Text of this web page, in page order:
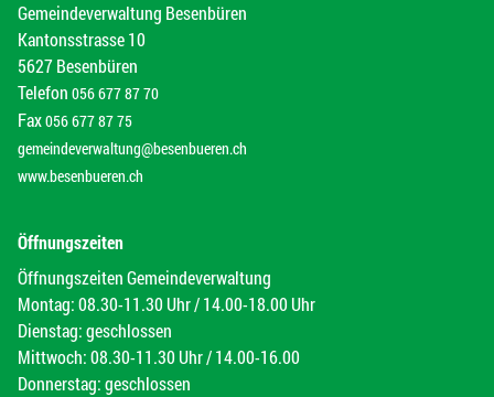
Gemeindeverwaltung Besenbüren
Kantonsstrasse 10
5627 Besenbüren
Telefon 056 677 87 70
Fax056 677 87 75
gemeindeverwaltung@besenbueren.ch
www.besenbueren.ch
Öffnungszeiten
Öffnungszeiten Gemeindeverwaltung
Montag: 08.30-11.30 Uhr / 14.00-18.00 Uhr
Dienstag: geschlossen
Mittwoch: 08.30-11.30 Uhr / 14.00-16.00
Donnerstag: geschlossen